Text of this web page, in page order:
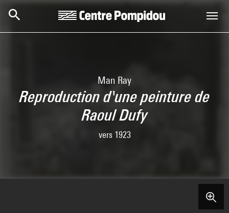
Aller au contenu principal
Centre Pompidou
Man Ray
Reproduction d'une peinture de
Raoul Dufy
vers 1923